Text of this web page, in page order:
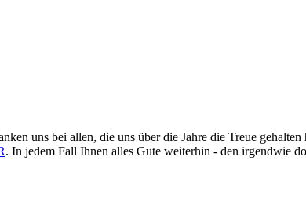
uns bei allen, die uns über die Jahre die Treue
. In jedem Fall Ihnen alles Gute weiterhin - den irgendwie